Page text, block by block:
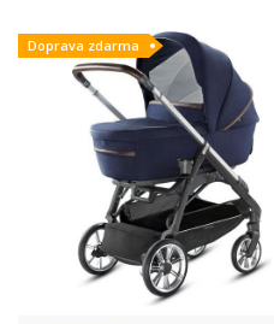
Doprava zdarma